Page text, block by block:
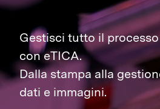
Gestisci tutto il
con eTICA.
Dalla stampa alla
dati e immagini.